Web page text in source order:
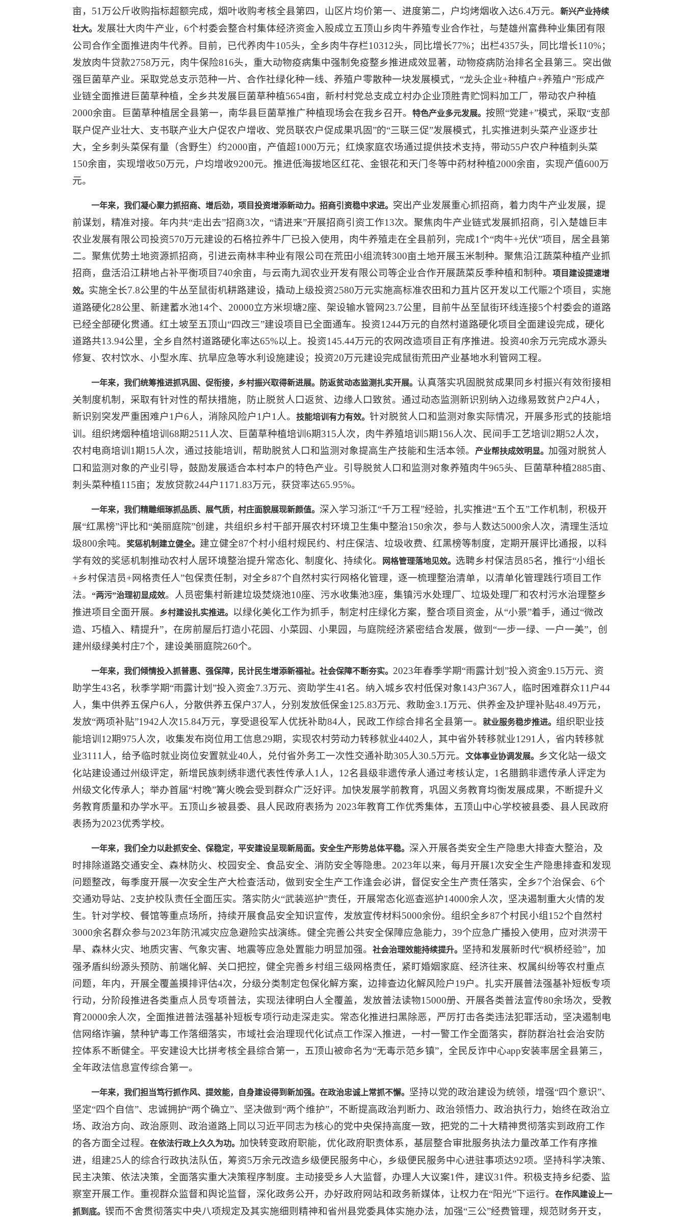
亩，51万公斤收购指标超额完成，烟叶收购考核全县第四，山区片均价第一、进度第二，户均烤烟收入达6.4万元。
新兴产业持续
壮大。 发展壮大肉牛产业，6个村委会整合村集体经济资金入股成立五顶山乡肉牛养殖专业合作社，与楚雄州富彝种业集团有限
公司合作全面推进肉牛代养。目前，已代养肉牛105头，全乡肉牛存栏10312头，同比增长77%；出栏4357头，同比增长110%；
发放肉牛贷款2758万元，肉牛保险816头，重大动物疫病集中强制免疫整乡推进成效显著，动物疫病防治排名全县第三。突出做
强巨菌草产业。采取党总支示范种一片、合作社绿化种一线、养殖户零散种一块发展模式，“龙头企业+种植户+养殖户”形成产
业链全面推进巨菌草种植，全乡共发展巨菌草种植5654亩，新村村党总支成立村办企业顶胜青贮饲料加工厂，带动农户种植
2000余亩。巨菌草种植居全县第一，南华县巨菌草推广种植现场会在我乡召开。
特色产业多元发展。 按照“党建+”模式，采取“支部
联户促产业壮大、支书联产业大户促农户增收、党员联农户促成果巩固”的“三联三促”发展模式，扎实推进刺头菜产业逐步壮
大，全乡刺头菜保有量（含野生）约2000亩，产值超1000万元；红焕家庭农场通过提供技术支持，带动55户农户种植刺头菜
150余亩，实现增收50万元，户均增收9200元。推进低海拔地区红花、金银花和天门冬等中药材种植2000余亩，实现产值600万
元。
一年来，我们凝心聚力抓招商、增后劲，项目投资增添新动力。招商引资稳中求进。 突出产业发展重心抓招商，着力肉牛产业发展，提
前谋划，精准对接。年内共“走出去”招商3次，“请进来”开展招商引资工作13次。聚焦肉牛产业链式发展抓招商，引入楚雄巨丰
农业发展有限公司投资570万元建设的石格拉养牛厂已投入使用，肉牛养殖走在全县前列，完成1个“肉牛+光伏”项目，居全县第
二。聚焦优势土地资源抓招商，引进云南林丰种业有限公司在荒田小组流转300亩土地开展玉米制种。聚焦沿江蔬菜种植产业抓
招商，盘活沿江耕地占补平衡项目740余亩，与云南九润农业开发有限公司等企业合作开展蔬菜反季种植和制种。
项目建设提速增
效。 实施全长7.8公里的牛丛至鼠街机耕路建设，撬动上级投资2580万元实施高标准农田和力苴片区开发以工代赈2个项目，实施
道路硬化28公里、新建蓄水池14个、20000立方米坝塘2座、架设输水管网23.7公里，目前牛丛至鼠街环线连接5个村委会的道路
已经全部硬化贯通。红土坡至五顶山“四改三”建设项目已全面通车。投资1244万元的自然村道路硬化项目全面建设完成，硬化
道路共13.94公里，全乡自然村道路硬化率达65%以上。投资145.44万元的农网改造项目正有序推进。投资40余万元完成水源头
修复、农村饮水、小型水库、抗旱应急等水利设施建设；投资20万元建设完成鼠街荒田产业基地水利管网工程。
一年来，我们统筹推进抓巩固、促衔接，乡村振兴取得新进展。 防返贫动态监测扎实开展。认真落实巩固脱贫成果同乡村振兴有效衔接相
关制度机制，采取有针对性的帮扶措施，防止脱贫人口返贫、边缘人口致贫。通过动态监测新识别纳入边缘易致贫户2户4人，
新识别突发严重困难户1户6人，消除风险户1户1人。
技能培训有力有效。 针对脱贫人口和监测对象实际情况，开展多形式的技能培
训。组织烤烟种植培训68期2511人次、巨菌草种植培训6期315人次，肉牛养殖培训5期156人次、民间手工艺培训2期52人次，
农村电商培训1期15人次，通过技能培训，帮助脱贫人口和监测对象提高生产技能和生活本领。
产业帮扶成效明显。 加强对脱贫人
口和监测对象的产业引导，鼓励发展适合本村本户的特色产业。引导脱贫人口和监测对象养殖肉牛965头、巨菌草种植2885亩、
刺头菜种植115亩；发放贷款244户1171.83万元，获贷率达65.95%。
一年来，我们精雕细琢抓品质、展气质，村庄面貌展现新颜值。 深入学习浙江“千万工程”经验，扎实推进“五个五”工作机制，积极开
展“红黑榜”评比和“美丽庭院”创建，共组织乡村干部开展农村环境卫生集中整治150余次，参与人数达5000余人次，清理生活垃
圾800余吨。
奖惩机制建立健全。 建立健全87个村小组村规民约、村庄保洁、垃圾收费、红黑榜等制度，定期开展评比通报，以科
学有效的奖惩机制推动农村人居环境整治提升常态化、制度化、持续化。
网格管理落地见效。 选聘乡村保洁员85名，推行“小组长
+乡村保洁员+网格责任人”包保责任制，对全乡87个自然村实行网格化管理，逐一梳理整治清单，以清单化管理践行项目工作
法。
“两污”治理初显成效。人员密集村新建垃圾焚烧池10座、污水收集池3座，集镇污水处理厂、垃圾处理厂和农村污水治理整乡
推进项目全面开展。
乡村建设扎实推进。
以绿化美化工作为抓手，制定村庄绿化方案，整合项目资金，从“小景”着手，通过“微改
造、巧植入、精提升”，在房前屋后打造小花园、小菜园、小果园，与庭院经济紧密结合发展，做到“一步一绿、一户一美”，创
建州级绿美村庄7个，建设美丽庭院260个。
一年来，我们倾情投入抓普惠、强保障，民计民生增添新福祉。社会保障不断夯实。 2023年春季学期“雨露计划”投入资金9.15万元、资
助学生43名，秋季学期“雨露计划”投入资金7.3万元、资助学生41名。纳入城乡农村低保对象143户367人，临时困难群众11户44
人，集中供养五保户6人，分散供养五保户37人，分别发放低保金125.83万元、救助金3.1万元、供养金及护理补贴48.49万元，
发放“两项补贴”1942人次15.84万元，享受退役军人优抚补助84人，民政工作综合排名全县第一。
就业服务稳步推进。 组织职业技
能培训12期975人次，收集发布岗位用工信息29期，实现农村劳动力转移就业4402人，其中省外转移就业1291人，省内转移就
业3111人，给予临时就业岗位安置就业40人，兑付省外务工一次性交通补助305人30.5万元。
文体事业协调发展。
乡文化站一级文
化站建设通过州级评定，新增民族刺绣非遗代表性传承人1人，12名县级非遗传承人通过考核认定，1名腊鹅非遗传承人评定为
州级文化传承人；举办首届“村晚”篝火晚会受到群众广泛好评。加快发展学前教育，巩固义务教育均衡发展成果，不断提升义
务教育质量和办学水平。五顶山乡被县委、县人民政府表扬为 2023年教育工作优秀集体，五顶山中心学校被县委、县人民政府
表扬为2023优秀学校。
一年来，我们全力以赴抓安全、保稳定，平安建设呈现新局面。安全生产形势总体平稳。 深入开展各类安全生产隐患大排查大整治，及
时排除道路交通安全、森林防火、校园安全、食品安全、消防安全等隐患。2023年以来，每月开展1次安全生产隐患排查和发现
问题整改，每季度开展一次安全生产大检查活动，做到安全生产工作逢会必讲，督促安全生产责任落实，全乡7个治保会、6个
交通劝导站、2支护校队责任全面压实。落实防火“武装巡护”责任，开展常态化巡查巡护14000余人次，坚决遏制重大火情的发
生。针对学校、餐馆等重点场所，持续开展食品安全知识宣传，发放宣传材料5000余份。组织全乡87个村民小组152个自然村
3000余名群众参与2023年防汛减灾应急避险实战演练。健全完善公共安全保障应急能力，39个应急广播投入使用，应对洪涝干
旱、森林火灾、地质灾害、气象灾害、地震等应急处置能力明显加强。
社会治理效能持续提升。
坚持和发展新时代“枫桥经验”，加
强矛盾纠纷源头预防、前端化解、关口把控，健全完善乡村组三级网格责任，紧盯婚姻家庭、经济往来、权属纠纷等农村重点
问题，年内，开展全覆盖摸排评估4次，分级分类制定包保化解方案，边排查边化解风险户19户。扎实开展普法强基补短板专项
行动，分阶段推进各类重点人员专项普法，实现法律明白人全覆盖，发放普法读物15000册、开展各类普法宣传80余场次，受教
育20000余人次，全面推进普法强基补短板专项行动走深走实。常态化推进扫黑除恶，严厉打击各类违法犯罪活动，坚决遏制电
信网络诈骗，禁种铲毒工作落细落实，市域社会治理现代化试点工作深入推进，一村一警工作全面落实，群防群治社会治安防
控体系不断健全。平安建设大比拼考核全县综合第一，五顶山被命名为“无毒示范乡镇”，全民反诈中心app安装率居全县第三，
全年政法信息宣传综合第一。
一年来，我们担当笃行抓作风、提效能，自身建设得到新加强。在政治忠诚上常抓不懈。 坚持以党的政治建设为统领，增强“四个意识”、
坚定“四个自信”、忠诚拥护“两个确立”、坚决做到“两个维护”，不断提高政治判断力、政治领悟力、政治执行力，始终在政治立
场、政治方向、政治原则、政治道路上同以习近平同志为核心的党中央保持高度一致，把党的二十大精神贯彻落实到政府工作
的各方面全过程。
在依法行政上久久为功。 加快转变政府职能，优化政府职责体系，基层整合审批服务执法力量改革工作有序推
进，组建25人的综合行政执法队伍，筹资5万余元改造乡级便民服务中心，乡级便民服务中心进驻事项达92项。坚持科学决策、
民主决策、依法决策，全面落实重大决策程序制度。主动接受乡人大监督，办理人大议案1件，建议31件。积极支持乡纪委、监
察室开展工作。重视群众监督和舆论监督，深化政务公开，办好政府网站和政务新媒体，让权力在“阳光”下运行。
在作风建设上一
抓到底。 锲而不舍贯彻落实中央八项规定及其实施细则精神和省州县党委具体实施办法，加强“三公”经费管理，规范财务开支，